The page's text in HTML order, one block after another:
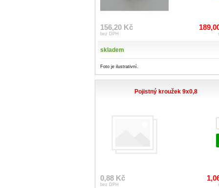
156,20 Kč
bez DPH
skladem
Foto je ilustrativní.
Pojistný kroužek 9x0,8
0,88 Kč
bez DPH